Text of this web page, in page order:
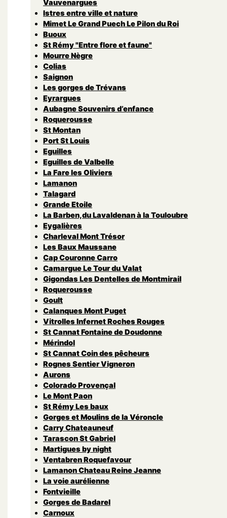
Vauvenargues
Istres entre ville et nature
Mimet Le Grand Puech Le Pilon du Roi
Buoux
St Rémy "Entre flore et faune"
Mourre Nègre
Colias
Saignon
Les gorges de Trévans
Eyrargues
Aubagne Souvenirs d’enfance
Roquerousse
St Montan
Port St Louis
Eguilles
Eguilles de Valbelle
La Fare les Oliviers
Lamanon
Talagard
Grande Etoile
La Barben,du Lavaldenan à la Touloubre
Eygalières
Charleval Mont Trésor
Les Baux Maussane
Cap Couronne Carro
Camargue Le Tour du Valat
Gigondas Les Dentelles de Montmirail
Roquerousse
Goult
Calanques Mont Puget
Vitrolles Infernet Roches Rouges
St Cannat Fontaine de Doudonne
Mérindol
St Cannat Coin des pêcheurs
Rognes Sentier Vigneron
Aurons
Colorado Provençal
Le Mont Paon
St Rémy Les baux
Gorges et Moulins de la Véroncle
Carry Chateauneuf
Tarascon St Gabriel
Martigues by night
Ventabren Roquefavour
Lamanon Chateau Reine Jeanne
La voie aurélienne
Fontvieille
Gorges de Badarel
Carnoux